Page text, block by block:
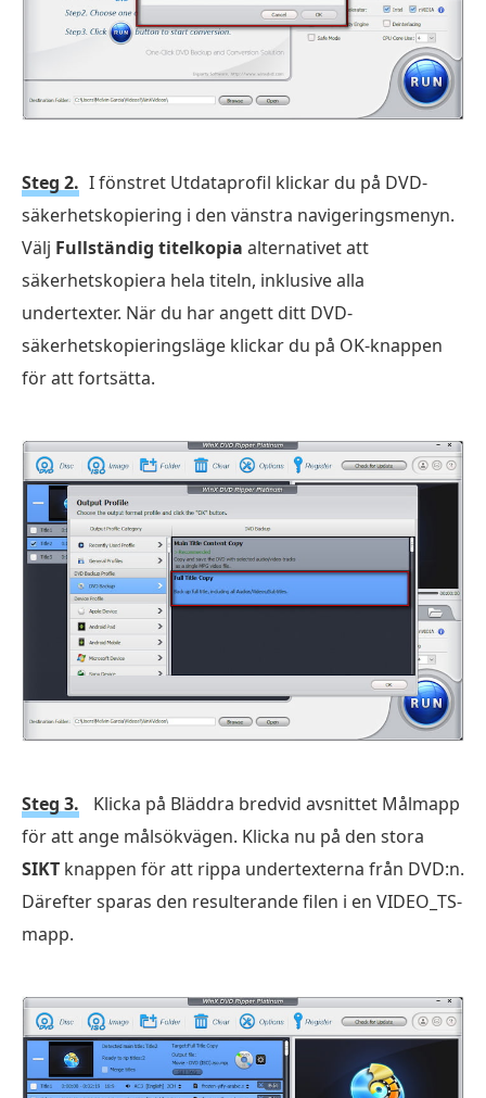
Steg 2. I fönstret Utdataprofil klickar du på DVD-
säkerhetskopiering i den vänstra navigeringsmenyn.
Välj Fullständig titelkopia alternativet att
säkerhetskopiera hela titeln, inklusive alla
undertexter. När du har angett ditt DVD-
säkerhetskopieringsläge klickar du på OK-knappen
för att fortsätta.
Steg 3.
Klicka på Bläddra bredvid avsnittet Målmapp
för att ange målsökvägen. Klicka nu på den stora
SIKT knappen för att rippa undertexterna från DVD:n.
Därefter sparas den resulterande filen i en VIDEO_TS-
mapp.